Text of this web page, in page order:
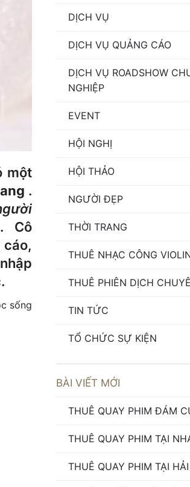
một
.
. Cô
sống
DỊCH VỤ
DỊCH VỤ QUẢNG CÁO
DỊCH VỤ ROADSHOW
NGHIỆP
EVENT
HỘI NGHỊ
HỘI THẢO
NGƯỜI ĐẸP
THỜI TRANG
THUÊ NHẠC CÔNG
THUÊ PHIÊN DỊCH
TIN TỨC
TỔ CHỨC SỰ KIỆN
BÀI VIẾT MỚI
THUÊ QUAY PHIM ĐÁM
THUÊ QUAY PHIM TẠI
THUÊ QUAY PHIM TẠI